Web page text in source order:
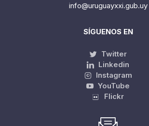
info@uruguayxxi.gub.uy
SÍGUENOS EN
Twitter
Linkedin
Instagram
YouTube
Flickr